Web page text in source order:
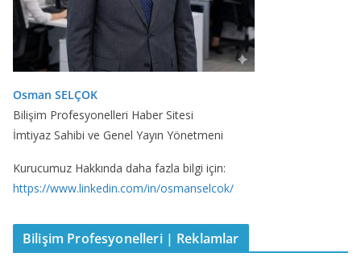
Osman SELÇOK
Bilişim Profesyonelleri Haber Sitesi
İmtiyaz Sahibi ve Genel Yayın Yönetmeni
Kurucumuz Hakkında daha fazla bilgi için:
https://www.linkedin.com/in/osmanselcok/
Bilişim Profesyonelleri | Reklamlar